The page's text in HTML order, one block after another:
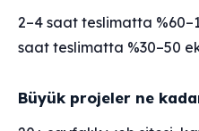
2–4 saat teslimatta
saat teslimatta %30–50
Büyük projeler ne